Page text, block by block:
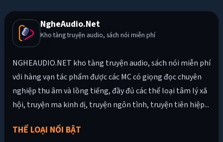
NgheAudio.Net
Kho tàng truyện audio, sách nói miễn phí
NGHEAUDIO.NET kho tàng truyện audio, sách nói miễn phí
với hàng vạn tác phẩm được các MC có giọng đọc chuyên
nghiệp thu âm và lồng tiếng, đầy đủ các thể loại tâm lý xã
hội, truyện ma kinh dị, truyện ngôn tình, truyện tiên hiệp...
THỂ LOẠI NỔI BẬT